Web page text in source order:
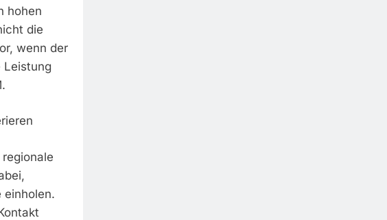
hohen
die
wenn der
Leistung
einholen.